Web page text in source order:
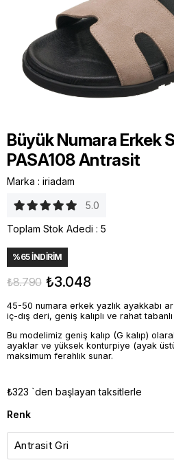
Büyük Numara Erkek
PASA108 Antrasit
Marka : iriadam
5.0
Toplam Stok Adedi : 5
%65İNDIRIM
₺8.790 ₺3.048
45-50 numara erkek yazlık ayakkabı
iç-dış deri, geniş kalıplı ve rahat
Bu modelimiz geniş kalıp (G kalıp)
ayaklar ve yüksek konturpiye (ayak
maksimum ferahlık sunar.
₺323 `den başlayan taksitlerle
Renk